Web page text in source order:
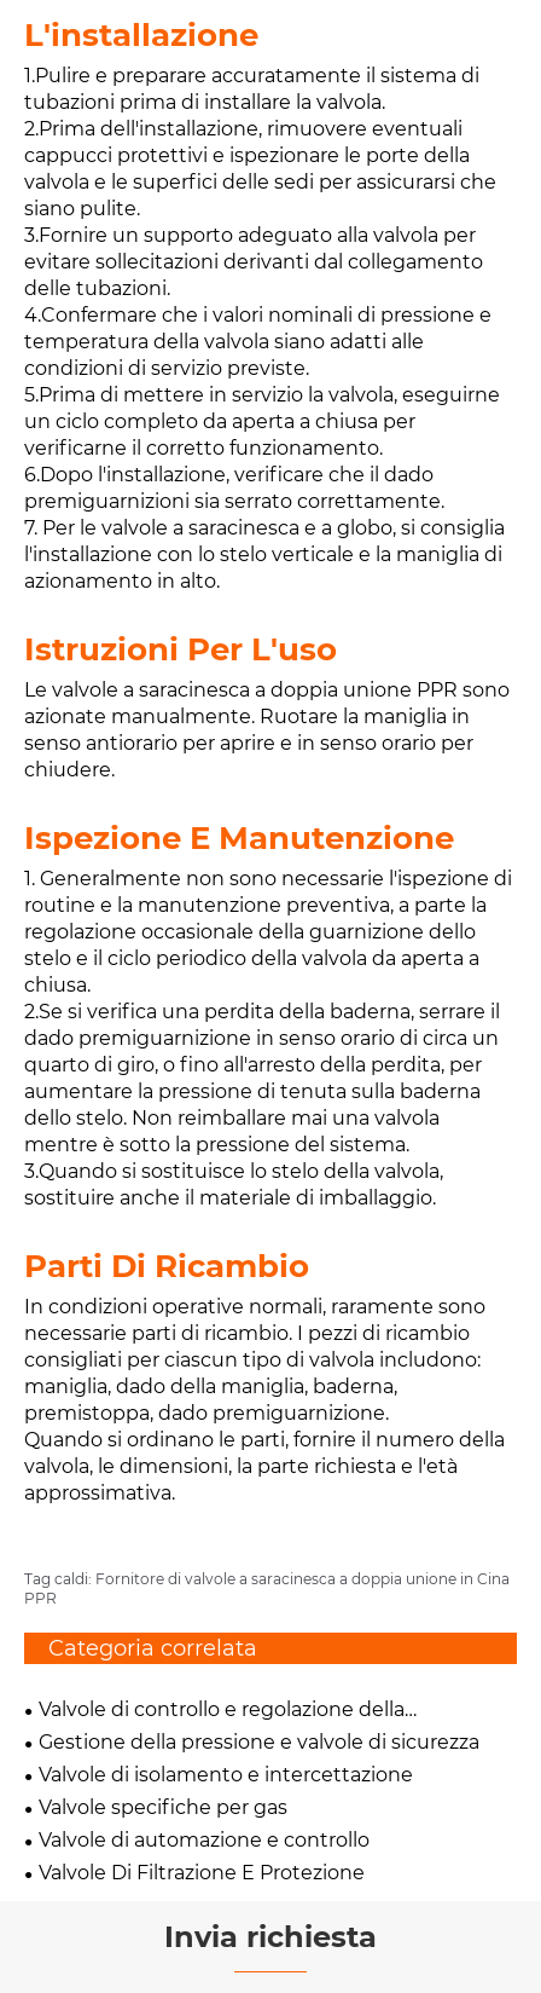
L'installazione
1.Pulire e preparare accuratamente il sistema di
tubazioni prima di installare la valvola.
2.Prima dell'installazione, rimuovere eventuali
cappucci protettivi e ispezionare le porte della
valvola e le superfici delle sedi per assicurarsi che
siano pulite.
3.Fornire un supporto adeguato alla valvola per
evitare sollecitazioni derivanti dal collegamento
delle tubazioni.
4.Confermare che i valori nominali di pressione e
temperatura della valvola siano adatti alle
condizioni di servizio previste.
5.Prima di mettere in servizio la valvola, eseguirne
un ciclo completo da aperta a chiusa per
verificarne il corretto funzionamento.
6.Dopo l'installazione, verificare che il dado
premiguarnizioni sia serrato correttamente.
7. Per le valvole a saracinesca e a globo, si consiglia
l'installazione con lo stelo verticale e la maniglia di
azionamento in alto.
Istruzioni Per L'uso
Le valvole a saracinesca a doppia unione PPR sono
azionate manualmente. Ruotare la maniglia in
senso antiorario per aprire e in senso orario per
chiudere.
Ispezione E Manutenzione
1. Generalmente non sono necessarie l'ispezione di
routine e la manutenzione preventiva, a parte la
regolazione occasionale della guarnizione dello
stelo e il ciclo periodico della valvola da aperta a
chiusa.
2.Se si verifica una perdita della baderna, serrare il
dado premiguarnizione in senso orario di circa un
quarto di giro, o fino all'arresto della perdita, per
aumentare la pressione di tenuta sulla baderna
dello stelo. Non reimballare mai una valvola
mentre è sotto la pressione del sistema.
3.Quando si sostituisce lo stelo della valvola,
sostituire anche il materiale di imballaggio.
Parti Di Ricambio
In condizioni operative normali, raramente sono
necessarie parti di ricambio. I pezzi di ricambio
consigliati per ciascun tipo di valvola includono:
maniglia, dado della maniglia, baderna,
premistoppa, dado premiguarnizione.
Quando si ordinano le parti, fornire il numero della
valvola, le dimensioni, la parte richiesta e l'età
approssimativa.
Tag caldi: Fornitore di valvole a saracinesca a doppia unione in Cina
PPR
Categoria correlata
Valvole di controllo e regolazione della
temperatura
Gestione della pressione e valvole di sicurezza
Valvole di isolamento e intercettazione
Valvole specifiche per gas
Valvole di automazione e controllo
Valvole Di Filtrazione E Protezione
Invia richiesta